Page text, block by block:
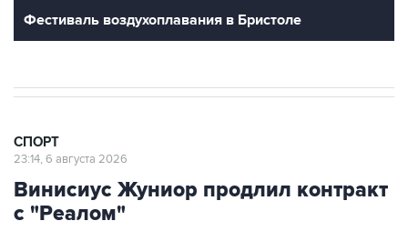
Фестиваль воздухоплавания в Бристоле
СПОРТ
23:14, 6 августа 2026
Винисиус Жуниор продлил контракт
с "Реалом"